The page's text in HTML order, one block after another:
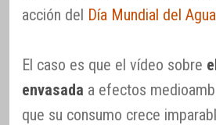
acción del Día Mundial del
El caso es que el vídeo sobre
envasada a efectos
que su consumo crece